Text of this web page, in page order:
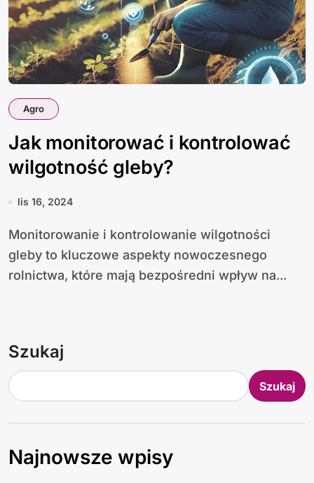
Agro
Jak monitorować i kontrolować
wilgotność gleby?
lis 16, 2024
Monitorowanie i kontrolowanie wilgotności
gleby to kluczowe aspekty nowoczesnego
rolnictwa, które mają bezpośredni wpływ na...
Szukaj
Szukaj
Najnowsze wpisy